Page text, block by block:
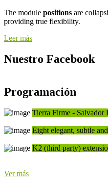
The module positions are
providing true flexibility.
Leer más
Nuestro Facebook
Programación
Tierra Firme - Salvador
Eight elegant, subtle
K2 (third party)
Ver más